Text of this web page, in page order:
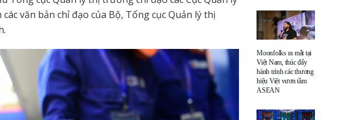
văn bản chỉ đạo của Bộ, Tổng cục Quản lý thị
Moonfolks ra mắt tại
Việt Nam, thúc đẩy
hành trình các thương
hiệu Việt vươn tầm
ASEAN